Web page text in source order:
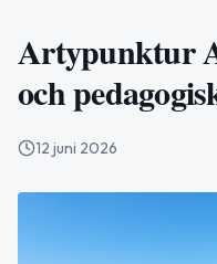
Artypunktur
och
12 juni 2026